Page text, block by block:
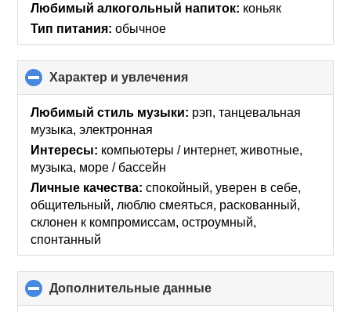
Любимый алкогольный напиток: коньяк
Тип питания: обычное
Характер и увлечения
to
collapse
Любимый стиль музыки: рэп, танцевальная
музыка, электронная
Интересы: компьютеры / интернет, животные,
музыка, море / бассейн
Личные качества: спокойный, уверен в себе,
общительный, люблю смеяться, раскованный,
склонен к компромиссам, остроумный,
спонтанный
Дополнительные данные
to